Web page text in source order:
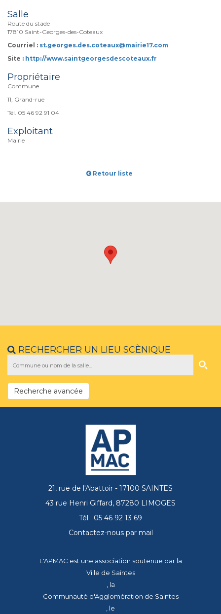
Salle
Route du stade
17810 Saint-Georges-des-Coteaux
Courriel : st.georges.des.coteaux@mairie17.com
Site : http://www.saintgeorgesdescoteaux.fr
Propriétaire
Commune
11, Grand-rue
Tél. 05 46 92 91 04
Exploitant
Mairie
Retour liste
RECHERCHER UN LIEU SCÈNIQUE
Recherche avancée
21, rue de l'Abattoir - 17100 SAINTES
43 rue Henri Giffard, 87280 LIMOGES
Tél : 05 46 92 13 69
Contactez-nous par mail
L'APMAC est une association soutenue par la
Ville de Saintes
, la
Communauté d'Agglomération de Saintes
, le